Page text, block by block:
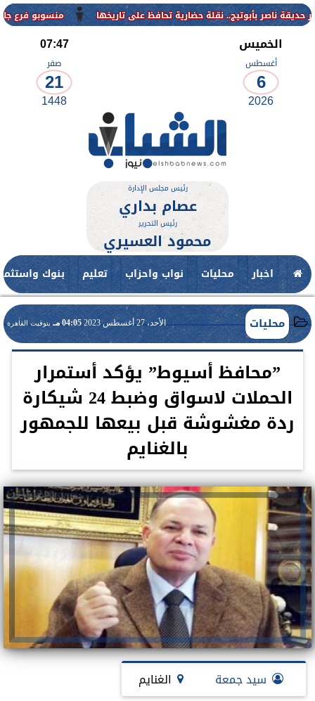
منسوبو فرع جامعة الأزهر للوجه
الخميس
أغسطس
6
2026
07:47
صفر
21
1448
رئيس مجلس الإدارة
عصام بداري
رئيس التحرير
محمود العسيري
اخبار محليات نواب واحزاب تعليم بنوك
محليات الأحد، 27 أغسطس 2023 04:05 مـ بتوقيت القاهرة
”محافظ أسيوط” يؤكد أستمرار
الحملات لاسواق وضبط 24 شيكارة
ردة مغشوشة قبل بيعها للجمهور
بالغنايم
سيد جمعة الغنايم